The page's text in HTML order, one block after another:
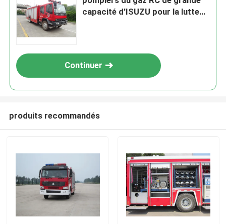
capacité d'ISUZU pour la lutte
Continuer
produits recommandés